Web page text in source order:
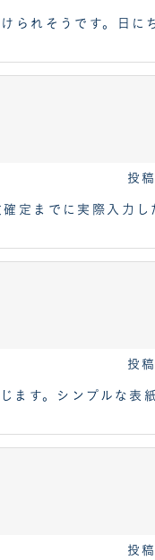
られそうです。日に
投
定までに実際入力し
投
す。シンプルな表
投